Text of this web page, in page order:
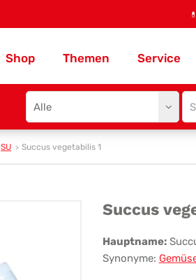
💊
Shop Themen Service
Search
type
SU Succus vegetabilis 1
Succus
1
Succus
Hauptname:
Synonyme: